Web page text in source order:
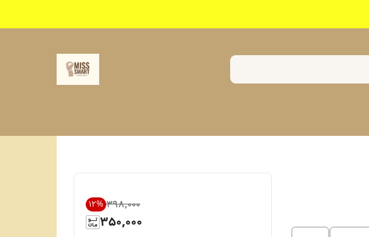
۳۹۸٬۰۰۰ 12%
350,000